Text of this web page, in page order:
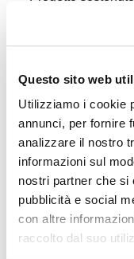
Questo sito web
Utilizziamo i cookie
annunci, per fornire
analizzare il nostro
informazioni sul
nostri partner che si
pubblicità e social
con altre
raccolto dal suo
Per maggiori